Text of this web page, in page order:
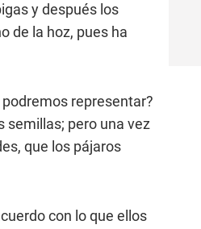
y después los
de la hoz, pues ha
representar?
semillas; pero una vez
que los pájaros
con lo que ellos